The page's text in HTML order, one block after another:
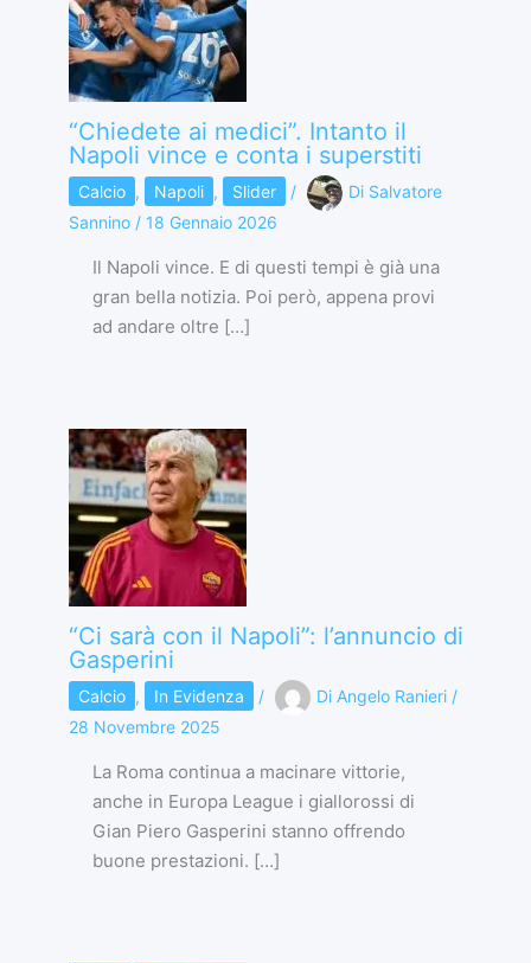
“Chiedete ai medici”. Intanto il
Napoli vince e conta i superstiti
Calcio , Napoli , Slider / Di Salvatore
Sannino / 18 Gennaio 2026
Il Napoli vince. E di questi tempi è già una
gran bella notizia. Poi però, appena provi
ad andare oltre […]
“Ci sarà con il Napoli”: l’annuncio di
Gasperini
Calcio , In Evidenza / Di Angelo Ranieri /
28 Novembre 2025
La Roma continua a macinare vittorie,
anche in Europa League i giallorossi di
Gian Piero Gasperini stanno offrendo
buone prestazioni. […]